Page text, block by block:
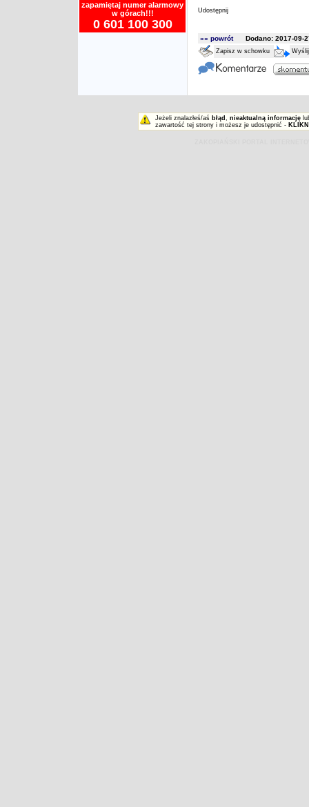
zapamiętaj numer alarmowy
w górach!!!
0 601 100 300
Udostępnij
«« powrótDodano: 2017-09-
Zapisz w schowku
Jeżeli znalazłeś/aś błąd , nieaktualną informację
zawartość tej strony i możesz je udostępnić -